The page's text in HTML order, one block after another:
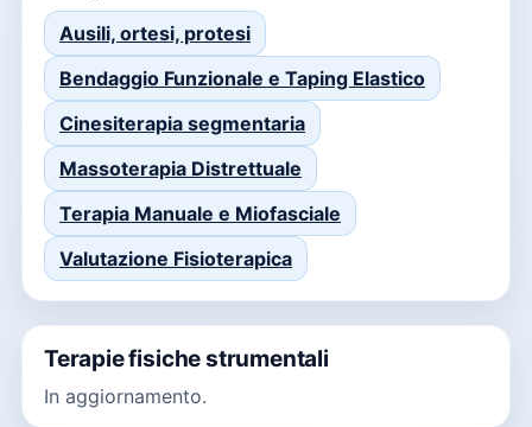
Ausili, ortesi, protesi
Bendaggio Funzionale e Taping Elastico
Cinesiterapia segmentaria
Massoterapia Distrettuale
Terapia Manuale e Miofasciale
Valutazione Fisioterapica
Terapie fisiche strumentali
In aggiornamento.